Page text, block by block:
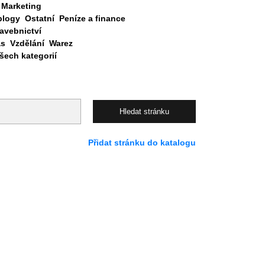
Marketing
Ostatní Peníze a finance
Vzdělání Warez
kategorií
Přidat stránku do katalogu